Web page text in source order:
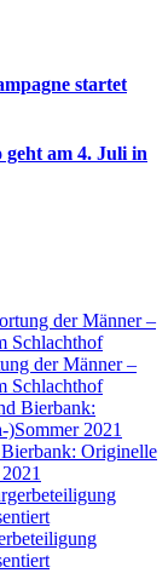
startet
geht am 4. Juli in
der Männer –
Schlachthof
Originelle